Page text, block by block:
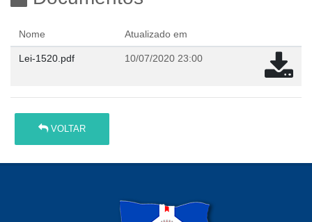
Nome Atualizado em
Lei-1520.pdf 10/07/2020 23:00
VOLTAR